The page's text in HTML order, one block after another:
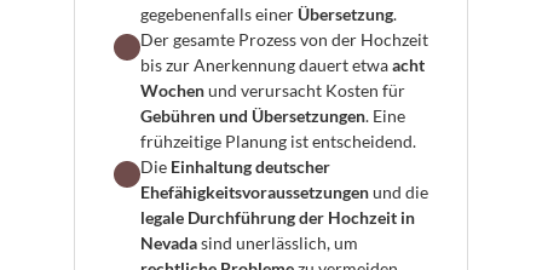
gegebenenfalls einer Übersetzung.
Der gesamte Prozess von der Hochzeit
bis zur Anerkennung dauert etwa acht
Wochen
Gebühren und Übersetzungen. Eine
frühzeitige Planung ist entscheidend.
Die Einhaltung deutscher
Ehefähigkeitsvoraussetzungen
legale Durchführung der Hochzeit in
Nevada